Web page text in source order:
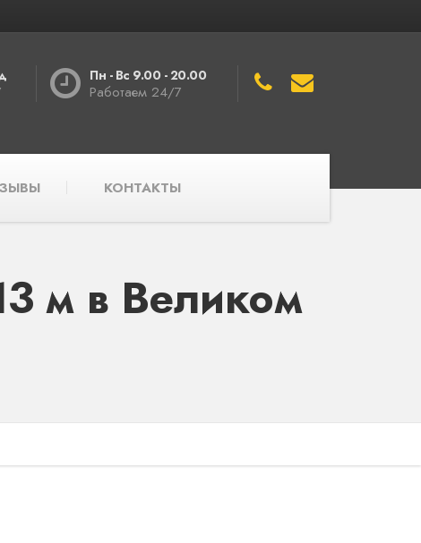
Пн - Вс 9.00 - 20.00
Работаем 24/7
КОНТАКТЫ
м в Великом